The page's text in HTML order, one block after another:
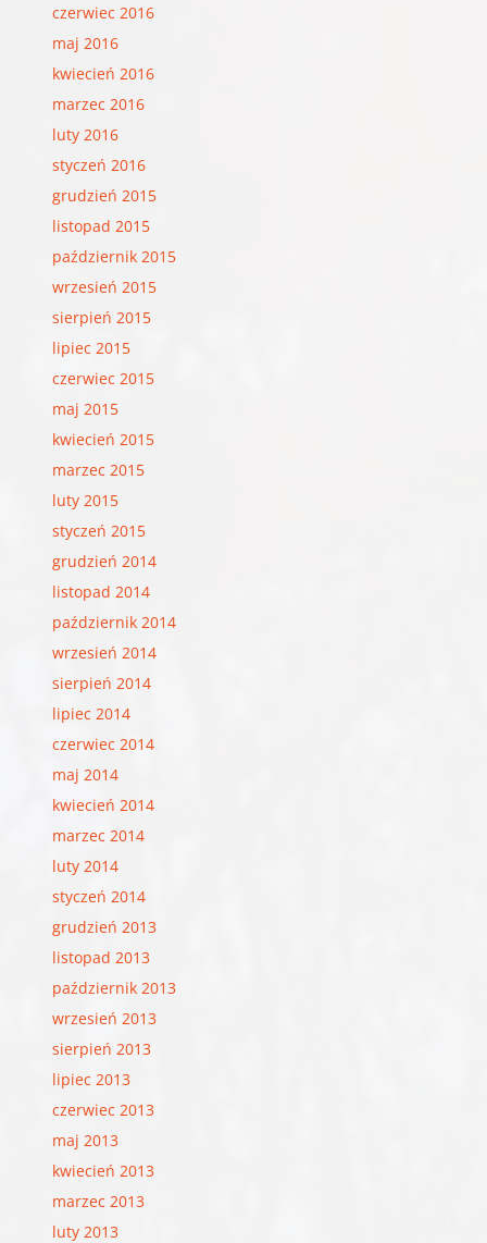
czerwiec 2016
maj 2016
kwiecień 2016
marzec 2016
luty 2016
styczeń 2016
grudzień 2015
listopad 2015
październik 2015
wrzesień 2015
sierpień 2015
lipiec 2015
czerwiec 2015
maj 2015
kwiecień 2015
marzec 2015
luty 2015
styczeń 2015
grudzień 2014
listopad 2014
październik 2014
wrzesień 2014
sierpień 2014
lipiec 2014
czerwiec 2014
maj 2014
kwiecień 2014
marzec 2014
luty 2014
styczeń 2014
grudzień 2013
listopad 2013
październik 2013
wrzesień 2013
sierpień 2013
lipiec 2013
czerwiec 2013
maj 2013
kwiecień 2013
marzec 2013
luty 2013